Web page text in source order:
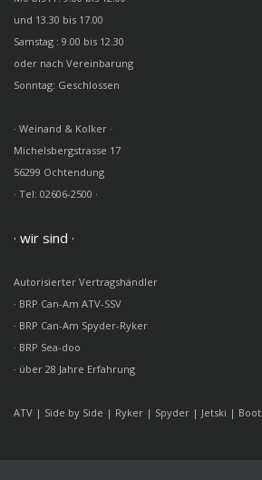
und 13.30 bis 17.00
Samstag : 9.00 bis 12.30
oder nach Vereinbarung
Sonntag: Geschlossen
· Weinand & Kolker ·
Michelsbergstrasse 17
56299 Ochtendung
· Tel: 02606-2500 ·
· wir sind ·
Autorisierter Vertragshändler
· BRP Can-Am ATV-SSV
· BRP Can-Am Spyder-Ryker
· BRP Sea-doo
· über 28 Jahre Erfahrung
ATV | Side by Side | Ryker | Spyder | Jetski | Boot